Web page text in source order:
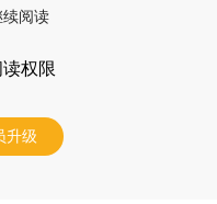
续阅读
权限
升级